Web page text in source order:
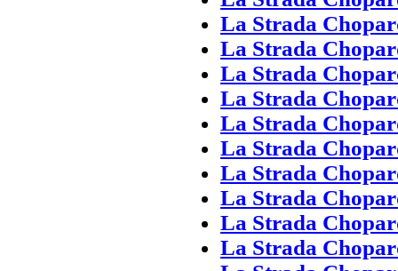
La Strada
La Strada
La Strada
La Strada
La Strada
La Strada
La Strada
La Strada
La Strada
La Strada